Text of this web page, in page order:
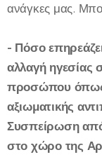
ανάγκες μας.
- Πόσο
αλλαγή ηγεσίας
προσώπου όπως
αξιωματικής
Συσπείρωση από
στο χώρο της